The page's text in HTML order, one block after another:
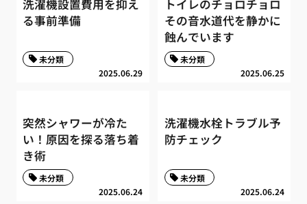
洗濯機設置費用を抑え
る事前準備
2025.06.29
未分類
トイレのチョロチョロ
その音水道代を静かに
蝕んでいます
2025.06.25
未分類
突然シャワーが冷た
い！原因を探る落ち着
き術
2025.06.24
未分類
洗濯機水栓トラブル予
防チェック
2025.06.24
未分類